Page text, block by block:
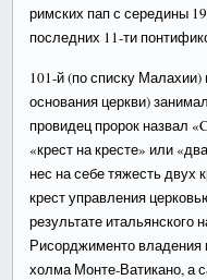
римских пап с середины
последних 11-ти
101-й (по списку Малахии)
основания церкви)
провидец пророк назвал
«крест на кресте» или
нес на себе тяжесть двух
крест управления
результате итальянского
Рисорджименто владения
холма Монте-Ватикано, а